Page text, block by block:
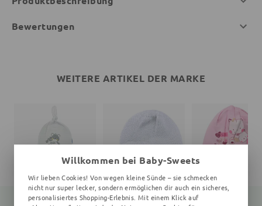
Bewertungen
WEITERE ARTIKEL DER MARKE
Willkommen bei Baby-Sweets
Wir lieben Cookies! Von wegen kleine Sünde – sie schmecken
nicht nur super lecker, sondern ermöglichen dir auch ein sicheres,
personalisiertes Shopping-Erlebnis. Mit einem Klick auf